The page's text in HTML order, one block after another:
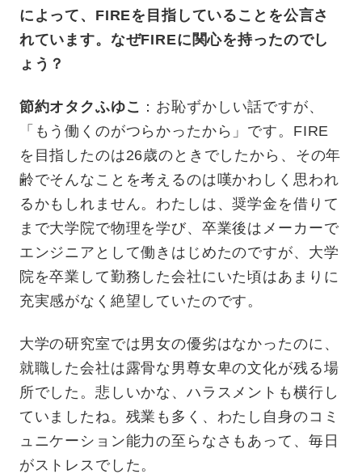
によって、FIREを目指していることを公言さ
れています。なぜFIREに関心を持ったのでし
ょう？
節約オタクふゆこ ：お恥ずかしい話ですが、
「もう働くのがつらかったから」です。FIRE
を目指したのは26歳のときでしたから、その年
齢でそんなことを考えるのは嘆かわしく思われ
るかもしれません。わたしは、奨学金を借りて
まで大学院で物理を学び、卒業後はメーカーで
エンジニアとして働きはじめたのですが、大学
院を卒業して勤務した会社にいた頃はあまりに
充実感がなく絶望していたのです。
大学の研究室では男女の優劣はなかったのに、
就職した会社は露骨な男尊女卑の文化が残る場
所でした。悲しいかな、ハラスメントも横行し
ていましたね。残業も多く、わたし自身のコミ
ュニケーション能力の至らなさもあって、毎日
がストレスでした。